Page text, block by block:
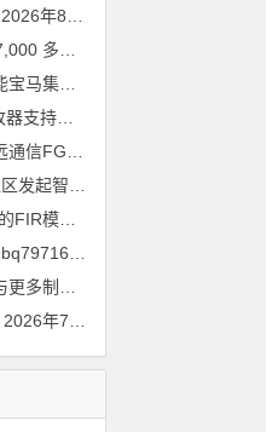
2026年8月6日
恩智浦Trimension超宽带技术赋能宝马集团Digital Key Plus及生命体存在检测功能
Vishay TSOP15300系列红外接收器支持所有主流遥控代码
LTspice中的数字滤波器：更灵活的FIR模型
2026年7月30日